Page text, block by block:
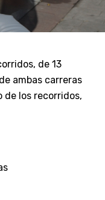
de 13
ambas carreras
de los recorridos,